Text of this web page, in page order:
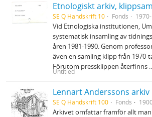
Etnologiskt arkiv,
SE Q Handskrift 10 Fonds
Vid Etnologiska institutionen,
systematisk insamling av
åren 1981-1990. Genom
även en samling klipp från
Förutom pressklippen återfinns
Untitled
Lennart Anderssons arkiv
SE Q Handskrift 100 Fonds
Arkivet omfattar framför allt